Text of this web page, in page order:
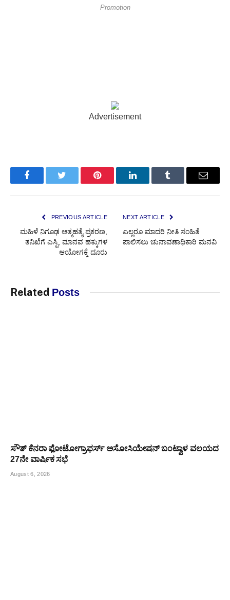
Promotion
Advertisement
FacebookTwitter PinterestLinkedInTumblr Email
PREVIOUS ARTICLE
ಮಹಿಳೆ ನಿಗೂಢ ಆತ್ಮಹತ್ಯೆ ಪ್ರಕರಣ,
ತನಿಖೆಗೆ ಎಸ್ಪಿ, ಮಾನವ ಹಕ್ಕುಗಳ
ಆಯೋಗಕ್ಕೆ ದೂರು
NEXT ARTICLE
ಎಲ್ಲರೂ ಮಾದರಿ ನೀತಿ ಸಂಹಿತೆ
ಪಾಲಿಸಲು ಚುನಾವಣಾಧಿಕಾರಿ ಮನವಿ
Related Posts
ಸೌತ್ ಕೆನರಾ ಫೋಟೋಗ್ರಾಫರ್ಸ್ ಅಸೋಸಿಯೇಷನ್ ಬಂಟ್ವಾಳ ವಲಯದ
27ನೇ ವಾರ್ಷಿಕ ಸಭೆ
August 6, 2026